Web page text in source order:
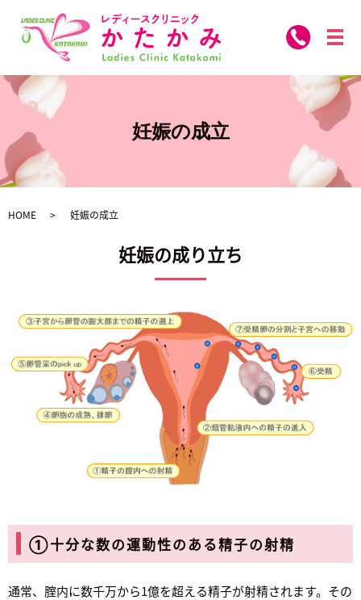
メ
妊娠の成立
HOME 妊娠の成立
妊娠の成り立ち
①十分な数の運動性のある精子の射精
通常、腟内に数千万から1億を超える精子が射精されます。その